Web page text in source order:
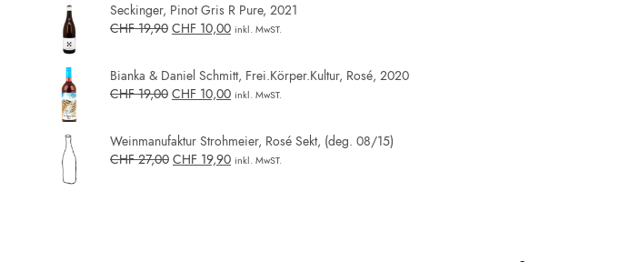
Seckinger, Pinot Gris R Pure, 2021
CHF19,90 CHF 10,00 inkl. MwST.
Bianka & Daniel Schmitt, Frei.Körper.Kultur, Rosé, 2020
CHF19,00 CHF 10,00 inkl. MwST.
Weinmanufaktur Strohmeier, Rosé Sekt, (deg. 08/15)
CHF27,00 CHF 19,90 inkl. MwST.